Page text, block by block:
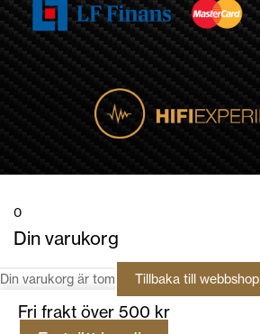
0
Din varukorg
Din varukorg är tom Tillbaka till webbshop
Fri frakt över 500 kr